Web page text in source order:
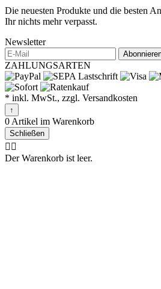
Die neuesten Produkte und die besten
Ihr nichts mehr verpasst.
Newsletter
ZAHLUNGSARTEN
* inkl. MwSt., zzgl. Versandkosten
↑
0 Artikel im Warenkorb
Schließen
🤷‍♂️
Der Warenkorb ist leer.